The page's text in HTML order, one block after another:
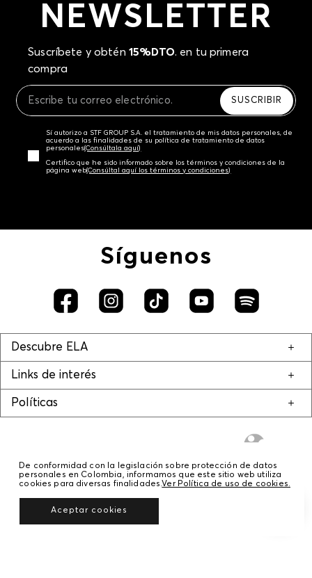
NEWSLETTER
Suscríbete y obtén 15%DTO. en tu primera
compra
SUSCRIBIR
Sí autorizo a STF GROUP S.A. el tratamiento de mis datos personales, de
acuerdo a las finalidades de su política de tratamiento de datos
personales‎(Consúltala aquí)
Certifico que he sido informado sobre los términos y condiciones de la
página web‎(Consúltal aquí los términos y condiciones)
Síguenos
Descubre ELA
Links de interés
Políticas
© COPYRIGHT 2020 STF GROUP S.A. TODOS LOS DERECHOS RESERVADOS.
De conformidad con la legislación sobre protección de datos
personales en Colombia, informamos que este sitio web utiliza
cookies para diversas finalidades.Ver Política de uso de cookies.
Aceptar cookies